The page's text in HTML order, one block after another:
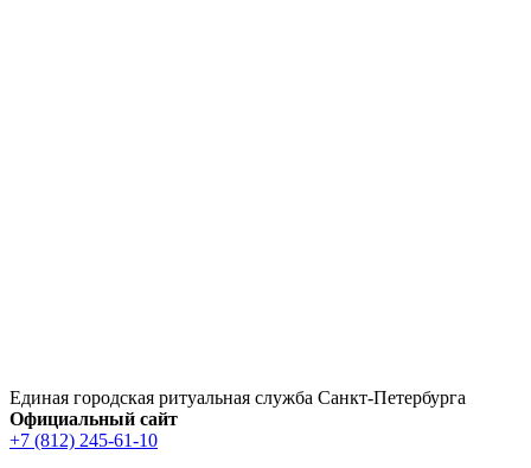
Единая городская ритуальная служба Санкт‑Петербурга
Официальный сайт
+7 (812) 245-61-10